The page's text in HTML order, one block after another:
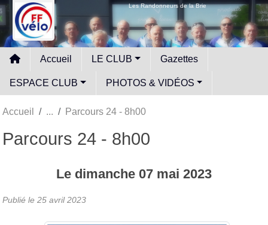
Les Randonneurs de la Brie
Accueil LE CLUB Gazettes
ESPACE CLUB PHOTOS & VIDÉOS
Accueil Parcours 24 - 8h00
Parcours 24 - 8h00
Le dimanche 07 mai 2023
Publié le 25 avril 2023
Panneau de gestion des cookies